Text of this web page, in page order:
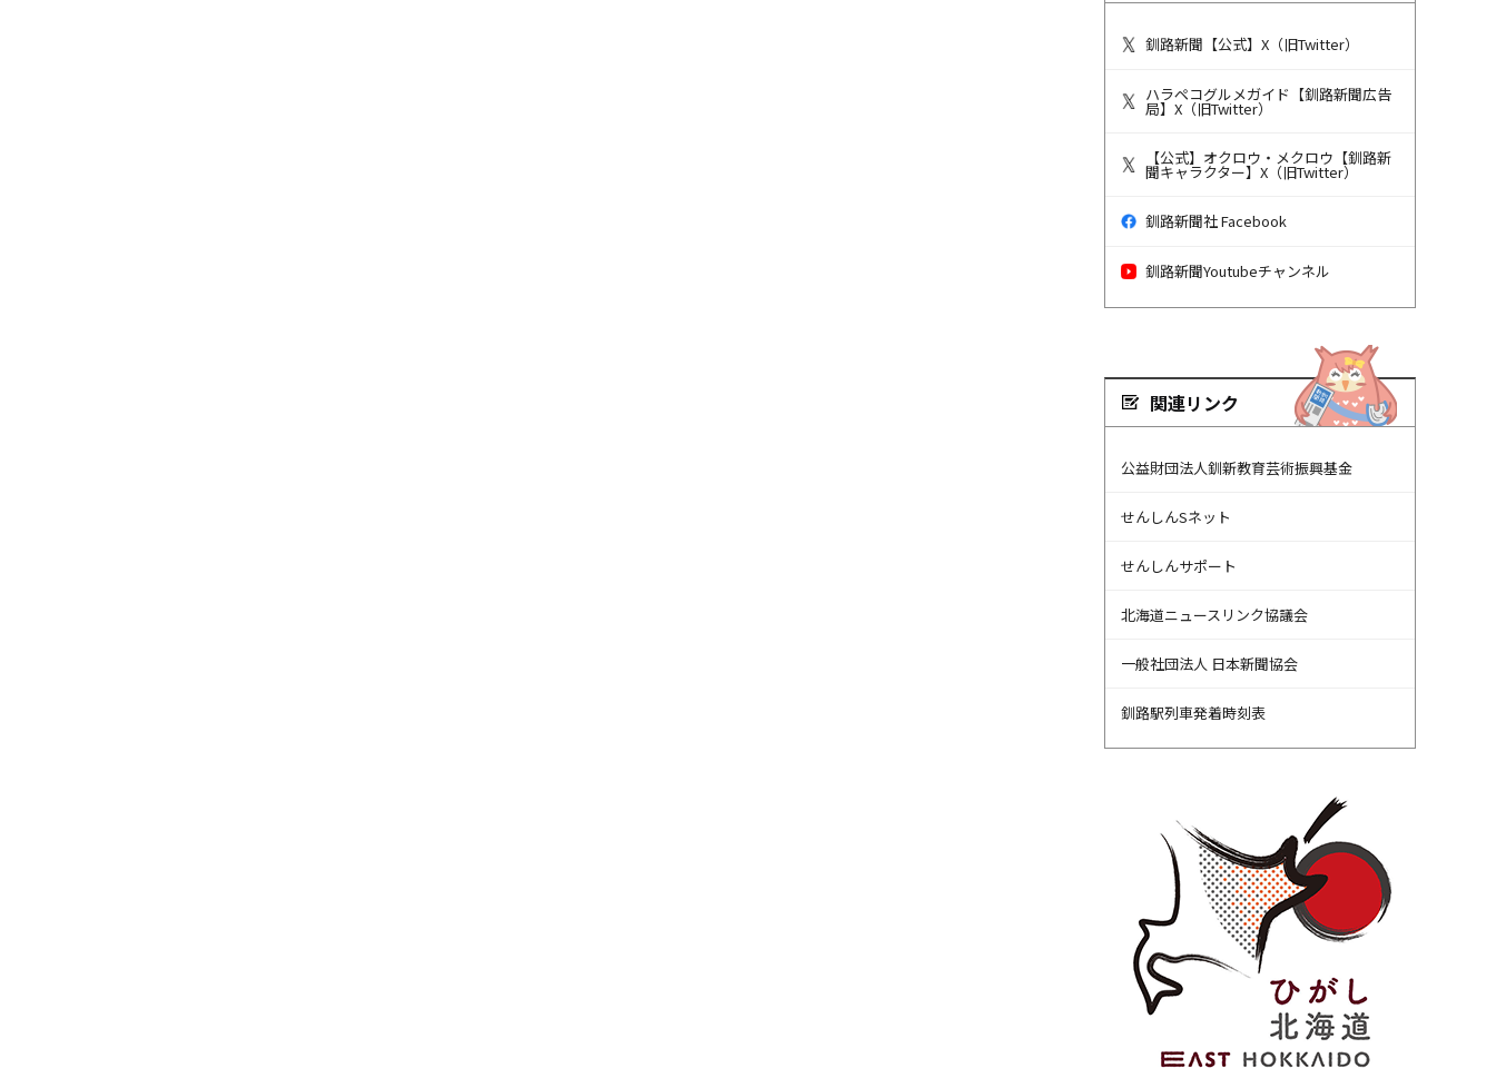
釧路新聞【公式】X（旧Twitter）
ハラペコグルメガイド【釧路新聞広告
局】X（旧Twitter）
【公式】オクロウ・メクロウ【釧路新
聞キャラクター】X（旧Twitter）
釧路新聞社 Facebook
釧路新聞Youtubeチャンネル
関連リンク
公益財団法人釧新教育芸術振興基金
せんしんSネット
せんしんサポート
北海道ニュースリンク協議会
一般社団法人 日本新聞協会
釧路駅列車発着時刻表